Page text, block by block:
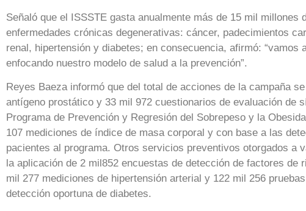
Señaló que el ISSSTE gasta anualmente más de 15 mil millones
enfermedades crónicas degenerativas: cáncer, padecimientos
renal, hipertensión y diabetes; en consecuencia, afirmó: “vamos
enfocando nuestro modelo de salud a la prevención”.
Reyes Baeza informó que del total de acciones de la campaña
antígeno prostático y 33 mil 972 cuestionarios de evaluación de
Programa de Prevención y Regresión del Sobrepeso y la
107 mediciones de índice de masa corporal y con base a las
pacientes al programa. Otros servicios preventivos otorgados a
la aplicación de 2 mil852 encuestas de detección de factores de
mil 277 mediciones de hipertensión arterial y 122 mil 256
detección oportuna de diabetes.